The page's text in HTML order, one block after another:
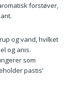
forstøver,
og vand, hvilket
og anis.
som
pastis’